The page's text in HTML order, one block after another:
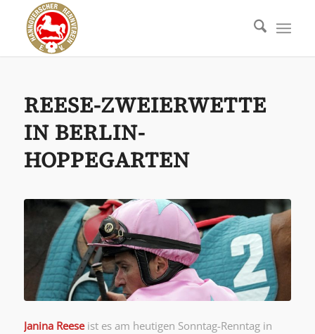
REESE-ZWEIERWETTE
IN BERLIN-
HOPPEGARTEN
Janina Reeseist es am heutigen Sonntag-Renntag in